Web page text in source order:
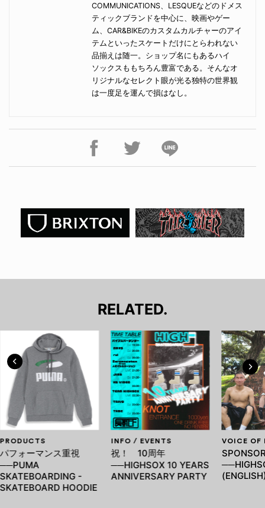
COMMUNICATIONS、LESQUEなどのドメス
ティックブランドを中心に、映画やゲー
ム、CAR&BIKEのカスタムカルチャーのアイ
テムといったスケートだけにとらわれない
品揃えは随一。ショップ名にもあるハイ
ソックスももちろん豊富である。そんなオ
リジナルなセレクト眼が光る独特の世界観
は一度足を運んで損はなし。
RELATED.
PRODUCTS
パフォーマンス重視
──PUMA
SKATEBOARDING -
SKATEBOARD HOODIE
INFO / EVENTS
祝！ 10周年
──HIGHSOX 10 YEARS
ANNIVERSARY PARTY
VOICE OF